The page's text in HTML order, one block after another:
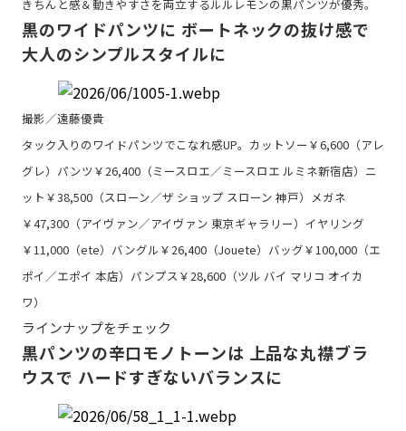
きちんと感＆動きやすさを両立するルルレモンの黒パンツが優秀。
黒のワイドパンツに ボートネックの抜け感で
大人のシンプルスタイルに
撮影／遠藤優貴
タック入りのワイドパンツでこなれ感UP。カットソー￥6,600（アレ
グレ）パンツ￥26,400（ミースロエ／ミースロエ ルミネ新宿店）ニ
ット￥38,500（スローン／ザ ショップ スローン 神戸）メガネ
￥47,300（アイヴァン／アイヴァン 東京ギャラリー）イヤリング
￥11,000（ete）バングル￥26,400（Jouete）バッグ￥100,000（エ
ポイ／エポイ 本店）パンプス￥28,600（ツル バイ マリコ オイカ
ワ）
ラインナップをチェック
黒パンツの辛口モノトーンは 上品な丸襟ブラ
ウスで ハードすぎないバランスに